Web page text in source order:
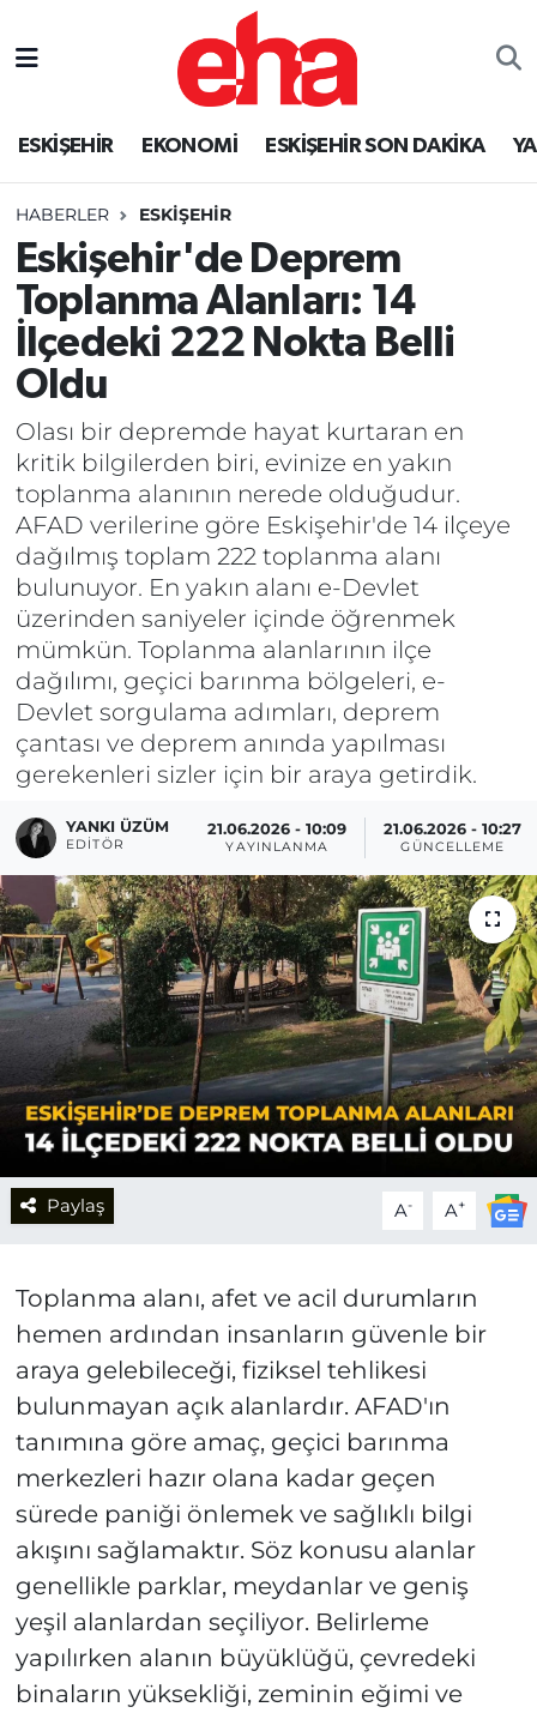
ESKİŞEHİR EKONOMİ ESKİŞEHİR SON DAKİKA
HABERLER ESKİŞEHİR
Eskişehir'de Deprem
Toplanma Alanları: 14
İlçedeki 222 Nokta Belli
Oldu
Olası bir depremde hayat kurtaran en
kritik bilgilerden biri, evinize en yakın
toplanma alanının nerede olduğudur.
AFAD verilerine göre Eskişehir'de 14 ilçeye
dağılmış toplam 222 toplanma alanı
bulunuyor. En yakın alanı e-Devlet
üzerinden saniyeler içinde öğrenmek
mümkün. Toplanma alanlarının ilçe
dağılımı, geçici barınma bölgeleri, e-
Devlet sorgulama adımları, deprem
çantası ve deprem anında yapılması
gerekenleri sizler için bir araya getirdik.
YANKI ÜZÜM
EDITÖR
21.06.2026 - 10:09
YAYINLANMA
21.06.2026 - 10:27
GÜNCELLEME
Paylaş A- A+
Toplanma alanı, afet ve acil durumların
hemen ardından insanların güvenle bir
araya gelebileceği, fiziksel tehlikesi
bulunmayan açık alanlardır. AFAD'ın
tanımına göre amaç, geçici barınma
merkezleri hazır olana kadar geçen
sürede paniği önlemek ve sağlıklı bilgi
akışını sağlamaktır. Söz konusu alanlar
genellikle parklar, meydanlar ve geniş
yeşil alanlardan seçiliyor. Belirleme
yapılırken alanın büyüklüğü, çevredeki
binaların yüksekliği, zeminin eğimi ve